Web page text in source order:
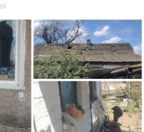
районі минула під звуки
обстрілами опинилися
та Покровська громади.
не постраждав.
Нікопольської РВА
Інформатор